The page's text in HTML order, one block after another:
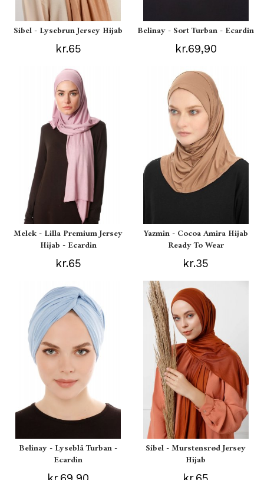
Sibel - Lysebrun Jersey Hijab
kr.65
Belinay - Sort Turban - Ecardin
kr.69,90
Melek - Lilla Premium Jersey
Hijab - Ecardin
kr.65
Yazmin - Cocoa Amira Hijab
Ready To Wear
kr.35
Belinay - Lyseblå Turban -
Ecardin
Sibel - Murstensrød Jersey
Hijab